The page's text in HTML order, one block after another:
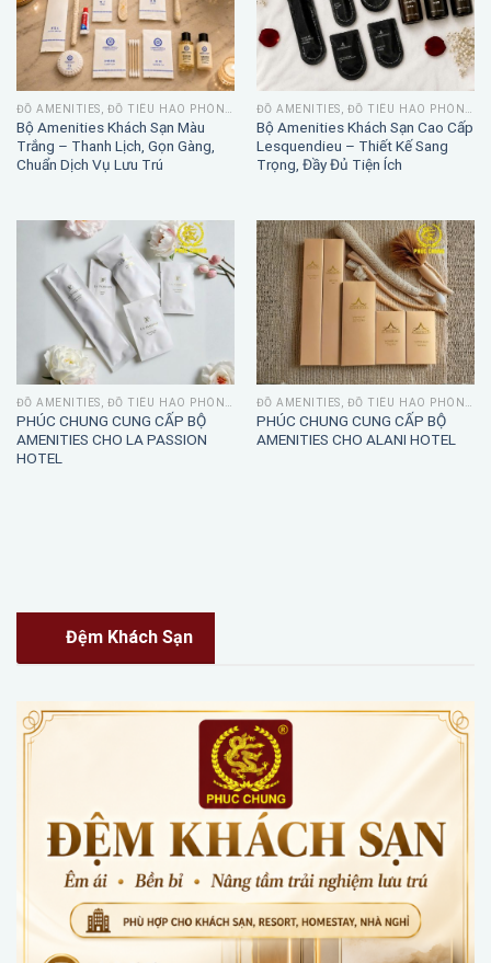
Bộ Amenities Khách Sạn Màu
Trắng – Thanh Lịch, Gọn Gàng,
Chuẩn Dịch Vụ Lưu Trú
Bộ Amenities Khách Sạn Cao Cấp
Lesquendieu – Thiết Kế Sang
Trọng, Đầy Đủ Tiện Ích
PHÚC CHUNG CUNG CẤP BỘ
AMENITIES CHO LA PASSION
HOTEL
PHÚC CHUNG CUNG CẤP BỘ
AMENITIES CHO ALANI HOTEL
Đệm Khách Sạn